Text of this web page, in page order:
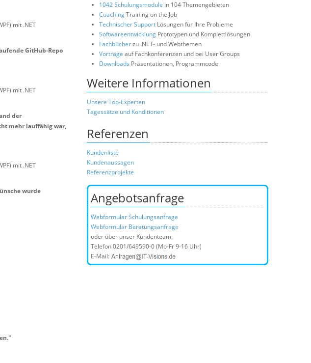
mit .NET
GitHub-Repo
mit .NET
der
mehr lauffähig war,
mit .NET
wurde
1042 Schulungsmodule in 104 Themengebieten
CoachingTraining on the Job
Technischer Support Lösungen für Ihre Probleme
Softwareentwicklung Prototypen und Komplettlösungen
Fachbücherzu .NET- und Webthemen
Vorträge auf Fachkonferenzen und bei User Groups
Downloads Präsentationen, Programmcode
Weitere Informationen
Unsere Top-Experten
Tagessätze und Konditionen
Referenzen
Kundenliste
Kundenaussagen
Referenzprojekte
Angebotsanfrage
Webformular Schulungsanfrage
Webformular Beratungsanfrage
oder über unser Kundenteam:
Telefon0201/649590-0(Mo-Fr 9-16 Uhr)
E-Mail: